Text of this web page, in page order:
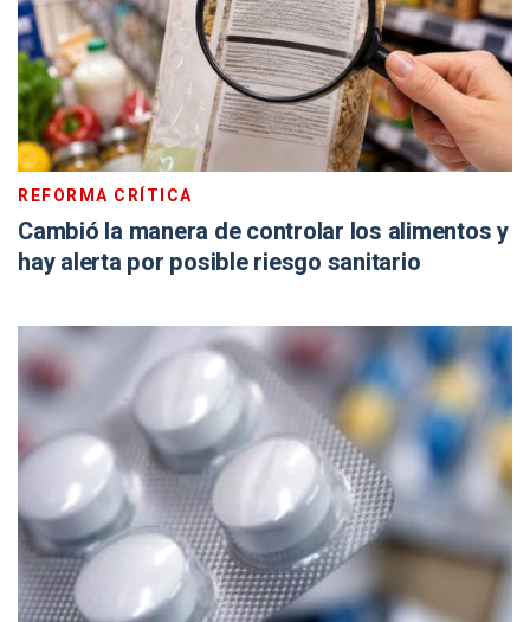
REFORMA CRÍTICA
Cambió la manera de controlar los alimentos y
hay alerta por posible riesgo sanitario